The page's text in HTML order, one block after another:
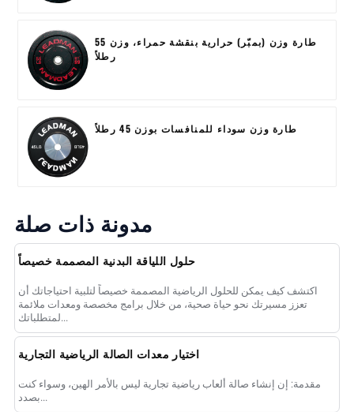
طارة وزن (بمبّر) حرارية بنقشة حمراء، وزن 55
رطلاً
طارة وزن سوداء للمنافسات بوزن 45 رطلاً
مدونة ذات صلة
حلول اللياقة البدنية المصممة خصيصاً
اكتشف كيف يمكن للحلول الرياضية المصممة خصيصاً لتلبية احتياجاتك أن
تعزز مسيرتك نحو حياة صحية، من خلال برامج مخصصة ومعدات ملائمة
لمتطلباتك...
اختيار معدات الصالة الرياضية التجارية
مقدمة: إن إنشاء صالة ألعاب رياضية تجارية ليس بالأمر الهين، وسواء كنت
بصدد...